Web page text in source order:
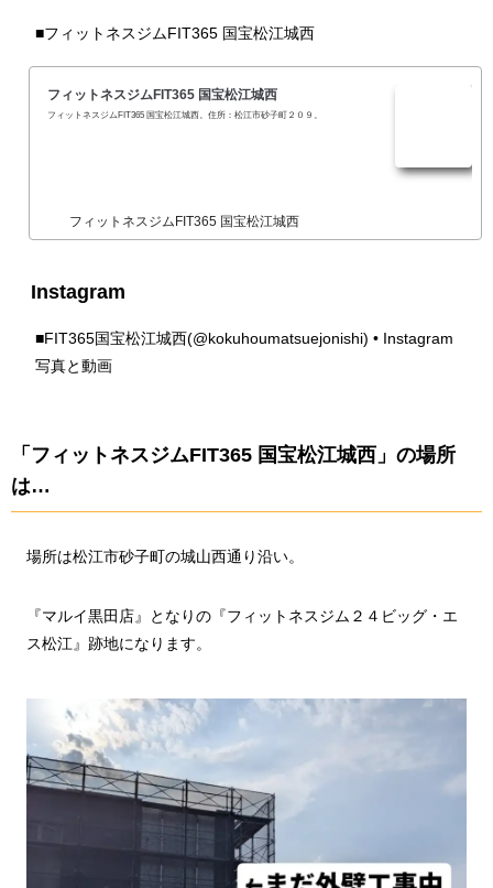
■フィットネスジムFIT365 国宝松江城西
フィットネスジムFIT365 国宝松江城西
フィットネスジムFIT365 国宝松江城西。住所：松江市砂子町２０９。
フィットネスジムFIT365 国宝松江城西
Instagram
■FIT365国宝松江城西(@kokuhoumatsuejonishi) • Instagram
写真と動画
「フィットネスジムFIT365 国宝松江城西」の場所
は…
場所は松江市砂子町の城山西通り沿い。
『マルイ黒田店』となりの『フィットネスジム２４ビッグ・エ
ス松江』跡地になります。